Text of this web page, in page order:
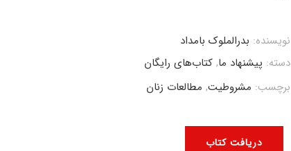
دریافت کتاب
نویسنده: بدرالملوک بامداد
دسته: پیشنهاد ما,کتاب‌های رایگان
برچسب: مشروطیت, مطالعات زنان